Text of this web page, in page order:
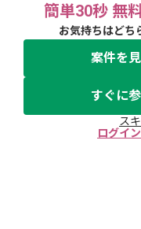
簡単30秒 無
お気持ちはどち
案件を
すぐに
ス
ログイ